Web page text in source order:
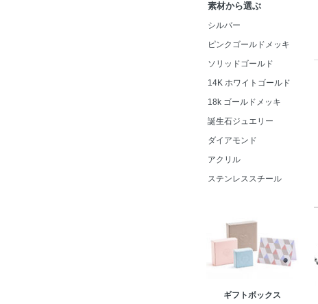
素材から選ぶ
シルバー
ピンクゴールドメッキ
ソリッドゴールド
14K ホワイトゴールド
18k ゴールドメッキ
誕生石ジュエリー
ダイアモンド
アクリル
ステンレススチール
ギフトボックス